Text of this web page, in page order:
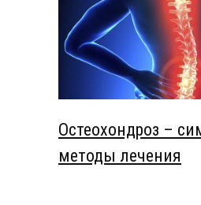
Остеохондроз –
методы лечения